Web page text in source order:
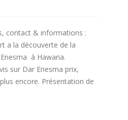
contact & informations :
a la découverte de la
à Hawaria.
sur Dar Enesma prix,
encore. Présentation de